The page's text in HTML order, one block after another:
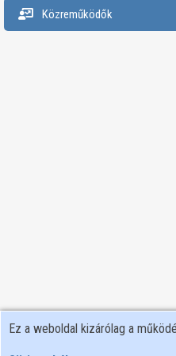
Közreműködők
Ez a weboldal kizárólag a